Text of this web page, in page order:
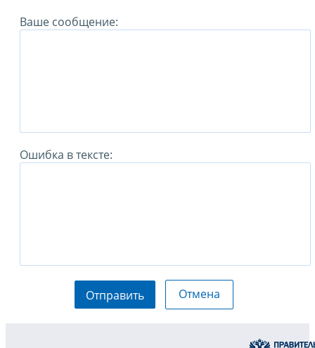
Ваше сообщение:
Ошибка в тексте:
Отправить Отмена